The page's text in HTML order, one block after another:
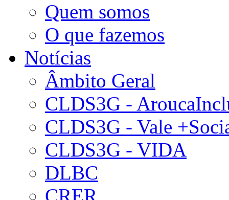
Quem somos
O que fazemos
Notícias
Âmbito Geral
CLDS3G -
CLDS3G - Vale
CLDS3G - VIDA
DLBC